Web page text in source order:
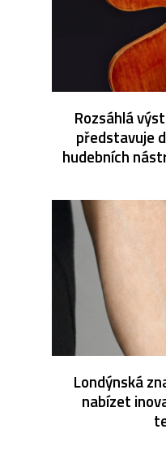
Rozsáhlá
představuje
hudebních
Londýnská
nabízet